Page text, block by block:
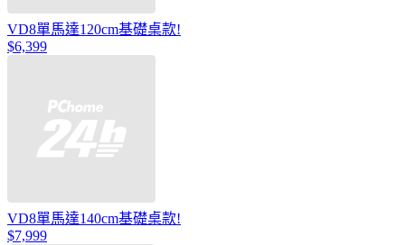
VD8單馬達120cm基礎桌款!
$6,399
VD8單馬達140cm基礎桌款!
$7,999